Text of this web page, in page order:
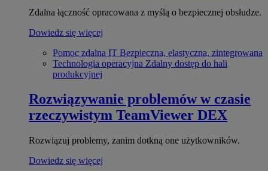
Zdalna łączność opracowana z myślą o bezpiecznej obsłudze.
Dowiedz się więcej
Pomoc zdalna IT Bezpieczna, elastyczna, zintegrowana
Technologia operacyjna Zdalny dostęp do hali
produkcyjnej
Rozwiązywanie problemów w czasie
rzeczywistym TeamViewer DEX
Rozwiązuj problemy, zanim dotkną one użytkowników.
Dowiedz się więcej